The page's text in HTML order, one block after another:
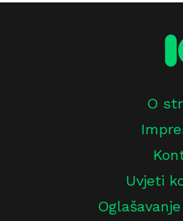
O
Uvjeti